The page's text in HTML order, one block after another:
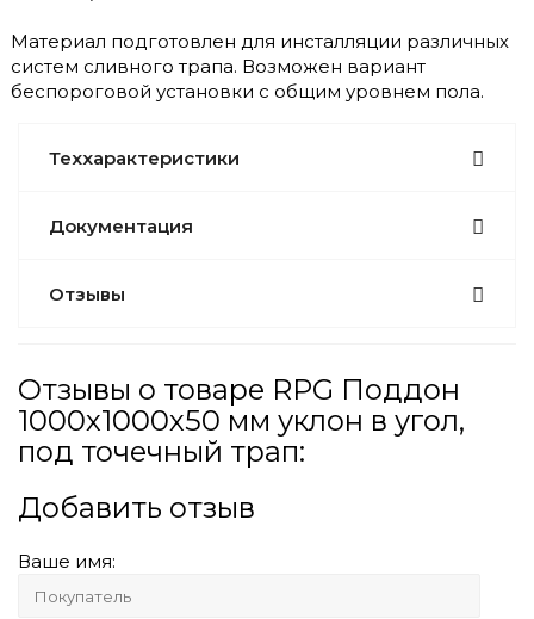
Материал подготовлен для инсталляции различных
систем сливного трапа. Возможен вариант
беспороговой установки с общим уровнем пола.
Теххарактеристики
Документация
Отзывы
Отзывы о товаре RPG Поддон
1000х1000х50 мм уклон в угол,
под точечный трап:
Добавить отзыв
Ваше имя: